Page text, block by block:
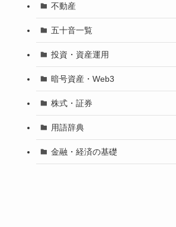
不動産
五十音一覧
投資・資産運用
暗号資産・Web3
株式・証券
用語辞典
金融・経済の基礎